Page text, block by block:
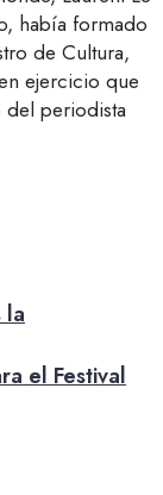
había formado
de Cultura,
ejercicio que
del periodista
la
el Festival